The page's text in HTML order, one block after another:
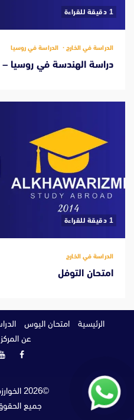
‫1 دقيقة للقراءة
الدراسة في الخارج الدراسة في روسيا
دراسة الهندسة في روسيا –
‫1 دقيقة للقراءة
الدراسة في الخارج
امتحان التوفل
الرئيسية امتحان اليوس
عن المركز
©
2026
جميع